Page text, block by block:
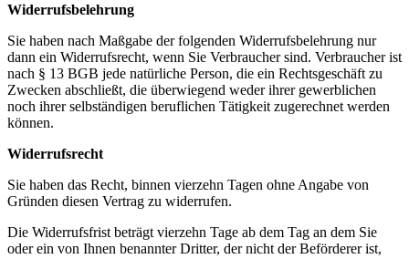
Widerrufsbelehrung
Sie haben nach Maßgabe der folgenden Widerrufsbelehrung nur
dann ein Widerrufsrecht, wenn Sie Verbraucher sind. Verbraucher ist
nach § 13 BGB jede natürliche Person, die ein Rechtsgeschäft zu
Zwecken abschließt, die überwiegend weder ihrer gewerblichen
noch ihrer selbständigen beruflichen Tätigkeit zugerechnet werden
können.
Widerrufsrecht
Sie haben das Recht, binnen vierzehn Tagen ohne Angabe von
Gründen diesen Vertrag zu widerrufen.
Die Widerrufsfrist beträgt vierzehn Tage ab dem Tag an dem Sie
oder ein von Ihnen benannter Dritter, der nicht der Beförderer ist,